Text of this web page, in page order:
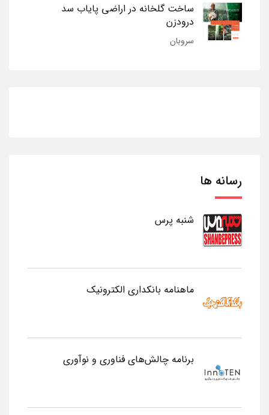
ساخت گلخانه در اراضی پایاب سد
درودزن
سروبان
رسانه ها
شنبه پرس
ماهنامه بانکداری الکترونیک
برنامه چالش‌های فناوری و نوآوری